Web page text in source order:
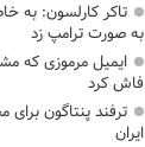
تاکر کارلسون: به
به صورت ترامپ زد
ایمیل مرموزی که
فاش کرد
ترفند پنتاگون
ایران